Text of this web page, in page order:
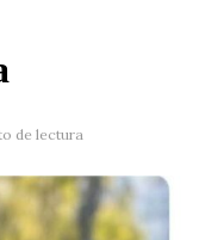
de lectura